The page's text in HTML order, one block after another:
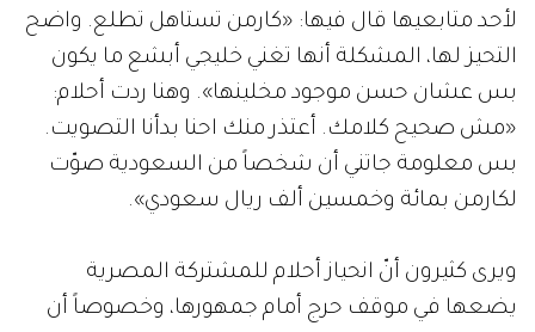
لأحد متابعيها قال فيها: «كارمن تستاهل تطلع. واضح
التحيز لها، المشكلة أنها تغني خليجي أبشع ما يكون
بس عشان حسن موجود مخلينها». وهنا ردت أحلام:
«مش صحيح كلامك. أعتذر منك احنا بدأنا التصويت.
بس معلومة جاتني أن شخصاً من السعودية صوّت
لكارمن بمائة وخمسين ألف ريال سعودي».
ويرى كثيرون أنّ انحياز أحلام للمشتركة المصرية
يضعها في موقف حرج أمام جمهورها، وخصوصاً أن